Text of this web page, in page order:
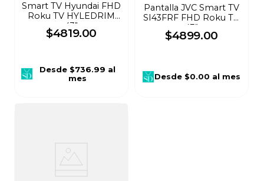
Smart TV Hyundai FHD
Roku TV HYLEDRIM
43"
$4819.00
Desde $736.99 al
mes
Pantalla JVC Smart TV
SI43FRF FHD Roku TV
43"
$4899.00
Desde $0.00 al mes